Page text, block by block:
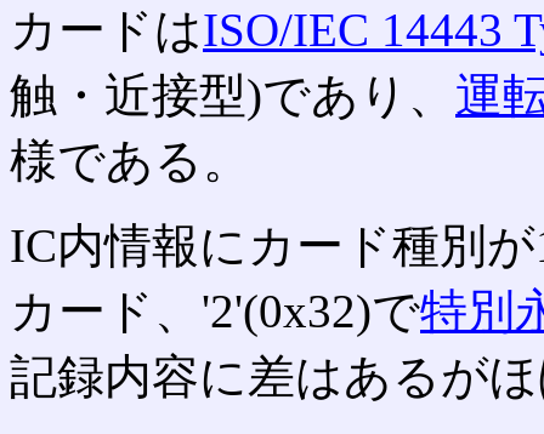
カードはISO/IEC 14443
触・近接型)であり、 運
様である。
IC内情報にカード種別
カード、'2'(0x32)で特別
記録内容に差はあるが